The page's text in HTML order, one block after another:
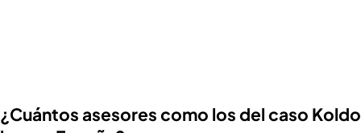
¿Cuántos asesores como los del caso Koldo